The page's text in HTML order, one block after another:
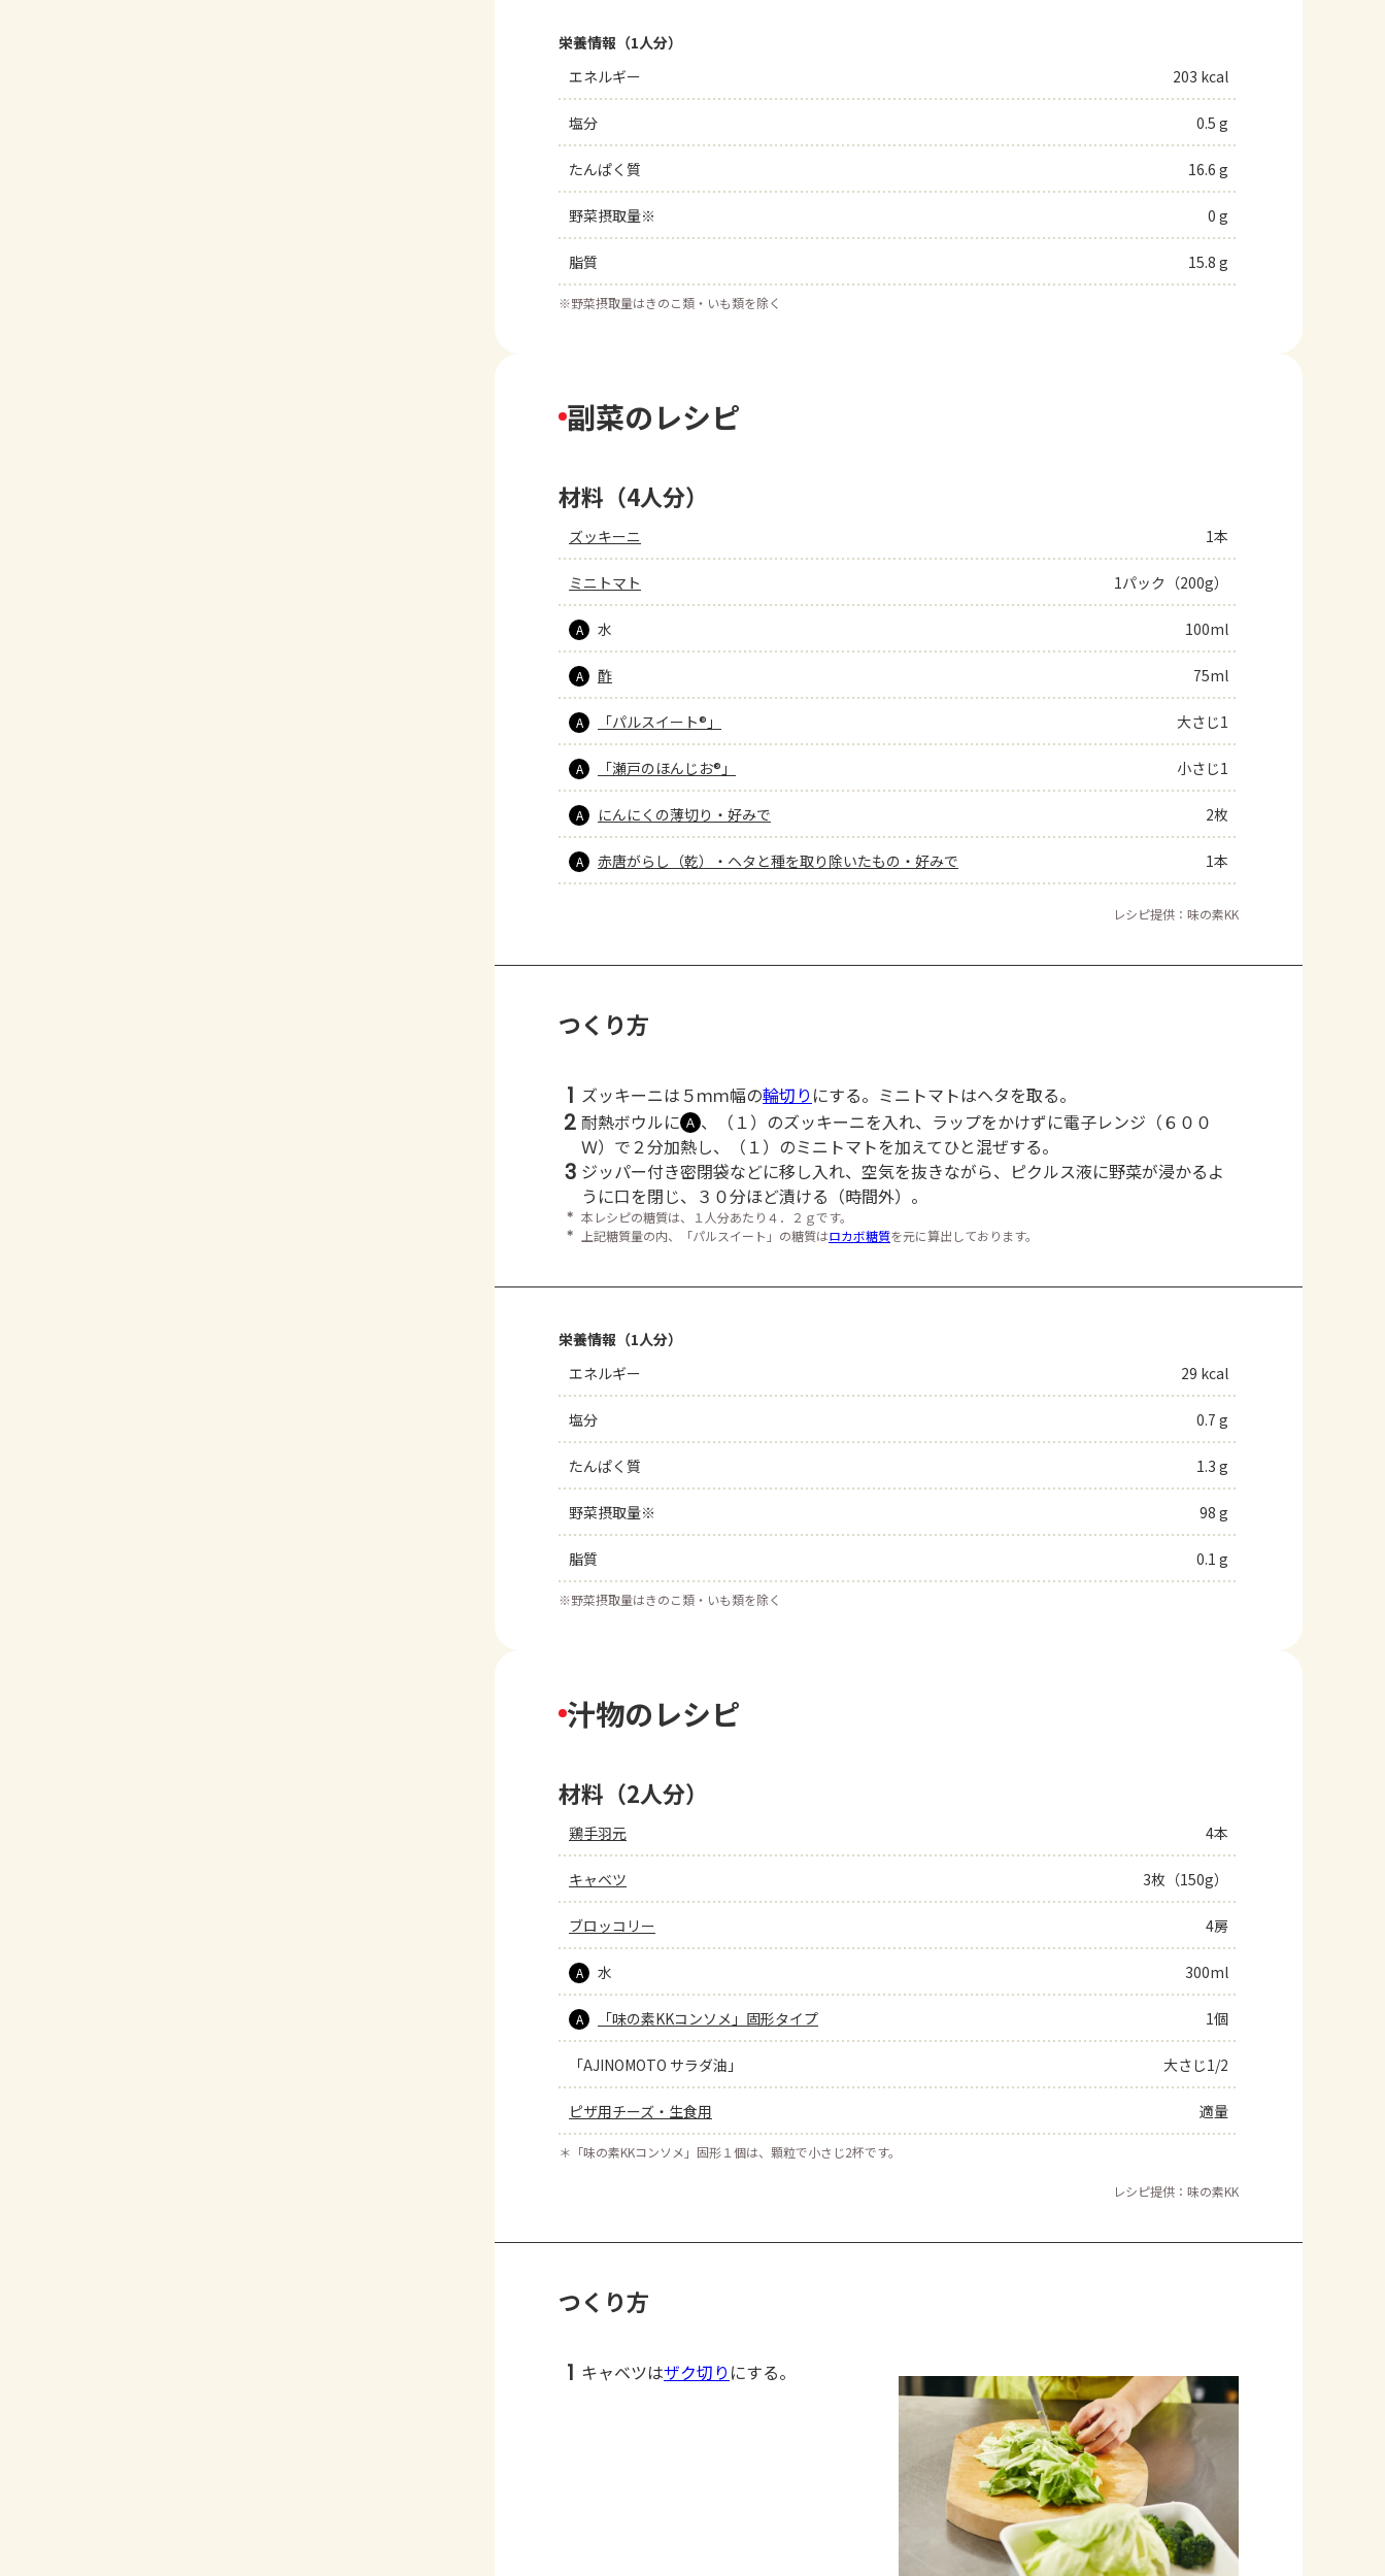
栄養情報（1人分）
エネルギー
203 kcal
塩分 0.5 g
たんぱく質 16.6 g
野菜摂取量※ 0 g
脂質 15.8 g
※野菜摂取量はきのこ類・いも類を除く
副菜のレシピ
材料（4人分）
ズッキーニ 1本
ミニトマト 1パック（200g）
A 水 100ml
A 酢 75ml
A 「パルスイート®」 大さじ1
A 「瀬戸のほんじお®」 小さじ1
A にんにくの薄切り・好みで 2枚
A 赤唐がらし（乾）・ヘタと種を取り除いたもの・好みで 1本
レシピ提供：味の素KK
つくり方
1 ズッキーニは５ｍｍ幅の輪切り にする。ミニトマトはヘタを取る。
2 耐熱ボウルに Ａ 、（１）のズッキーニを入れ、ラップをかけずに電子レンジ（６００
Ｗ）で２分加熱し、（１）のミニトマトを加えてひと混ぜする。
3 ジッパー付き密閉袋などに移し入れ、空気を抜きながら、ピクルス液に野菜が浸かるよ
うに口を閉じ、３０分ほど漬ける（時間外）。
＊ 本レシピの糖質は、１人分あたり４．２ｇです。
＊
上記糖質量の内、「パルスイート」の糖質はロカボ糖質を元に算出しております。
栄養情報（1人分）
エネルギー
29 kcal
塩分 0.7 g
たんぱく質 1.3 g
野菜摂取量※ 98 g
脂質 0.1 g
※野菜摂取量はきのこ類・いも類を除く
汁物のレシピ
材料（2人分）
鶏手羽元 4本
キャベツ 3枚（150g）
ブロッコリー 4房
A 水 300ml
A 「味の素KKコンソメ」固形タイプ 1個
「AJINOMOTO サラダ油」 大さじ1/2
ピザ用チーズ・生食用 適量
＊ 「味の素KKコンソメ」固形１個は、顆粒で小さじ2杯です。
レシピ提供：味の素KK
つくり方
1 キャベツはザク切り にする。